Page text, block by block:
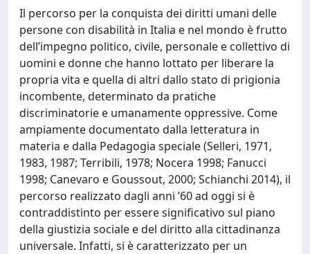
Il percorso per la conquista dei diritti umani delle
persone con disabilità in Italia e nel mondo è frutto
dell’impegno politico, civile, personale e collettivo di
uomini e donne che hanno lottato per liberare la
propria vita e quella di altri dallo stato di prigionia
incombente, determinato da pratiche
discriminatorie e umanamente oppressive. Come
ampiamente documentato dalla letteratura in
materia e dalla Pedagogia speciale (Selleri, 1971,
1983, 1987; Terribili, 1978; Nocera 1998; Fanucci
1998; Canevaro e Goussout, 2000; Schianchi 2014), il
percorso realizzato dagli anni ’60 ad oggi si è
contraddistinto per essere significativo sul piano
della giustizia sociale e del diritto alla cittadinanza
universale. Infatti, si è caratterizzato per un